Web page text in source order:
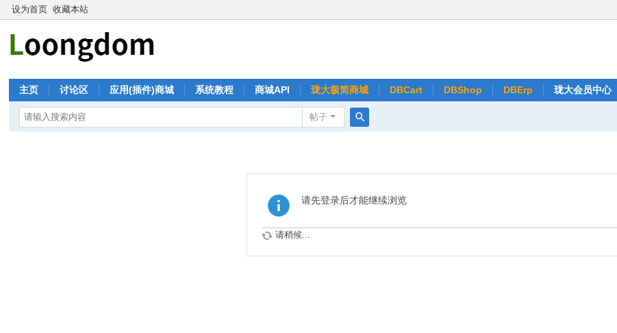
设为首页 收藏本站
主页 讨论区 应用(插件)商城 系统教程 商城API 珑大极简商城 DBCart DBShop DBErp 珑大会员中心
帖子
请先登录后才能继续浏览
请稍候...